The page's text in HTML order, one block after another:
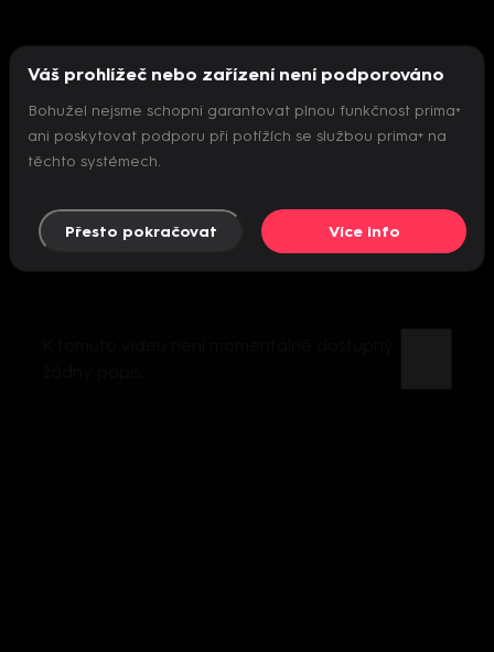
Nepodařilo se inicializovat přehrávač
Váš prohlížeč nebo zařízení není podporováno
Bohužel nejsme schopni garantovat plnou funkčnost prima+
ani poskytovat podporu při potížích se službou prima+ na
těchto systémech.
Přesto pokračovat Více info